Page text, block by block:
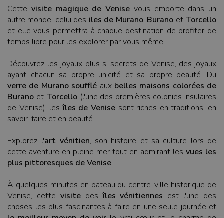
Cette visite magique de Venise vous emporte dans un
autre monde, celui des iles de Murano, Burano et Torcello
et elle vous permettra à chaque destination de profiter de
temps libre pour les explorer par vous même.
Découvrez les joyaux plus si secrets de Venise, des joyaux
ayant chacun sa propre unicité et sa propre beauté. Du
verre de Murano soufflé aux belles maisons colorées de
Burano et Torcello(l'une des premières colonies insulaires
de Venise), lesîles de Venise sont riches en traditions, en
savoir-faire et en beauté.
Explorez l'art vénitien, son histoire et sa culture lors de
cette aventure en pleine mer tout en admirant les vues les
plus pittoresques de Venise.
À quelques minutes en bateau du centre-ville historique de
Venise, cette visitedesîles vénitiennes est l'une des
choses les plus fascinantes à faire en une seule journée et